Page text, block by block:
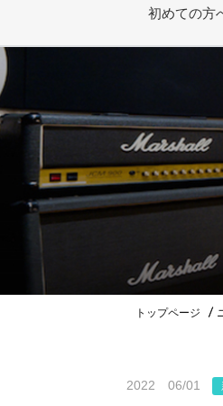
初めての方
トップページ
2022 06/01